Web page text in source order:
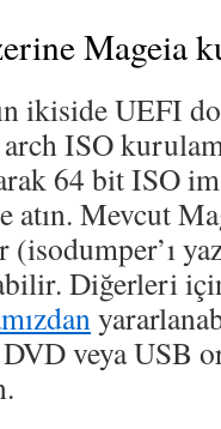
Mageia
ikiside UEFI
ISO
64 bit ISO
Mevcut
Diğerleri
veya USB